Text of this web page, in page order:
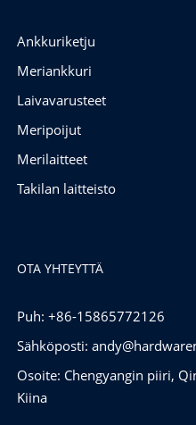
Ankkuriketju
Meriankkuri
Laivavarusteet
Meripoijut
Merilaitteet
Takilan laitteisto
OTA YHTEYTTÄ
Puh: +86-15865772126
Sähköposti:
Osoite: Chengyangin piiri,
Kiina